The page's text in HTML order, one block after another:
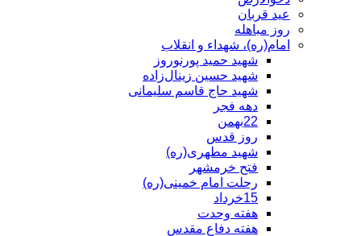
عید قربان
روز مباهله
امام(ره)، شهداء و انقلاب
شهید حمید پورنوروز
شهید حسین زینال‌زاده
شهید حاج قاسم سلیمانی
دهه فجر
22بهمن
روز قدس
شهید مطهری(ره)
فتح خرمشهر
رحلت امام خمینی(ره)
15خرداد
هفته وحدت
هفته دفاع مقدس